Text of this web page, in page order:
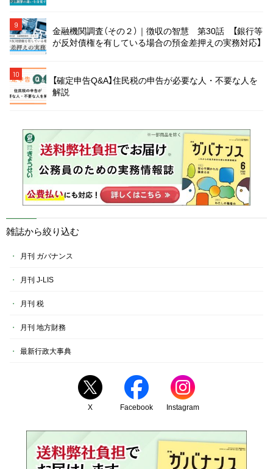
9
金融機関調査（その２）｜徴収の智慧 第30話 【銀行等
が反対債権を有している場合の預金差押えの実務対応】
10
【確定申告Q&A】住民税の申告が必要な人・不要な人を
解説
雑誌から絞り込む
月刊 ガバナンス
月刊 J-LIS
月刊 税
月刊 地方財務
最新行政大事典
X Facebook Instagram